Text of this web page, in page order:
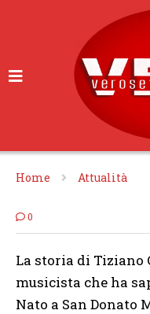
Home Attualità
0
La storia di Tiziano
musicista che ha
Nato a San Donato